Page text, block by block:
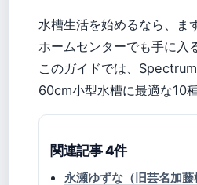
水槽生活を始めるなら、ま
ホームセンターでも手に入
このガイドでは、
60cm小型水槽に最適な10
関連記事 4件
永瀬ゆずな（旧芸名加